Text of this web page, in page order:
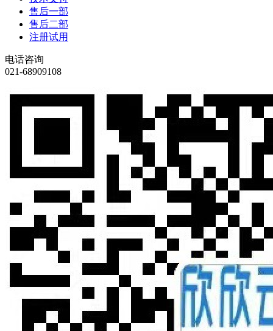
售后一部
售后二部
注册试用
电话咨询
021-68909108